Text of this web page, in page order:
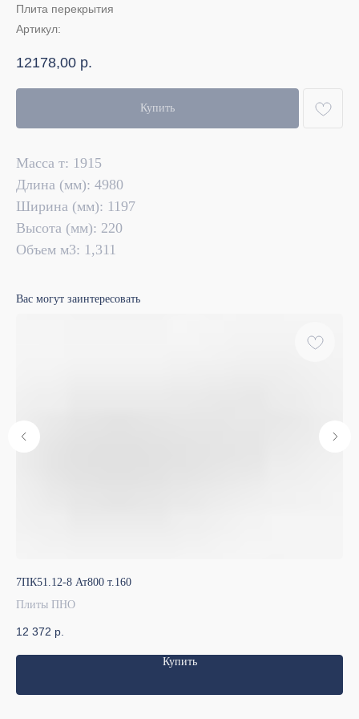
Плита перекрытия
Артикул:
12178,00 р.
Купить
Масса т: 1915
Длина (мм): 4980
Ширина (мм): 1197
Высота (мм): 220
Объем м3: 1,311
Вас могут заинтересовать
7ПК51.12-8 Ат800 т.160
Плиты ПНО
12 372 р.
Купить